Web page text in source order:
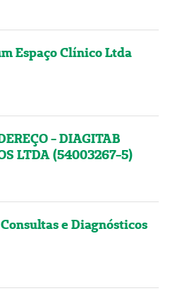
Espaço Clínico Ltda
- DIAGITAB
LTDA (54003267-5)
e Diagnósticos